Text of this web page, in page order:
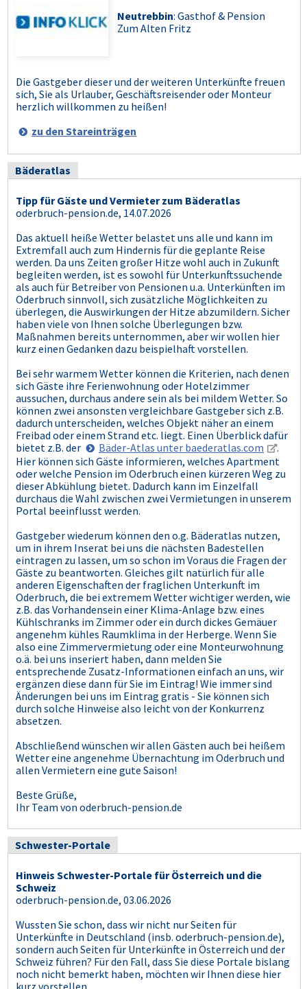
Neutrebbin: Gasthof & Pension
Zum Alten Fritz
Die Gastgeber dieser und der weiteren Unterkünfte freuen
sich, Sie als Urlauber, Geschäftsreisender oder Monteur
herzlich willkommen zu heißen!
zu den Stareinträgen
Bäderatlas
Tipp für Gäste und Vermieter zum Bäderatlas
oderbruch-pension.de, 14.07.2026
Das aktuell heiße Wetter belastet uns alle und kann im
Extremfall auch zum Hindernis für die geplante Reise
werden. Da uns Zeiten großer Hitze wohl auch in Zukunft
begleiten werden, ist es sowohl für Unterkunftssuchende
als auch für Betreiber von Pensionen u.a. Unterkünften im
Oderbruch sinnvoll, sich zusätzliche Möglichkeiten zu
überlegen, die Auswirkungen der Hitze abzumildern. Sicher
haben viele von Ihnen solche Überlegungen bzw.
Maßnahmen bereits unternommen, aber wir wollen hier
kurz einen Gedanken dazu beispielhaft vorstellen.
Bei sehr warmem Wetter können die Kriterien, nach denen
sich Gäste ihre Ferienwohnung oder Hotelzimmer
aussuchen, durchaus andere sein als bei mildem Wetter. So
können zwei ansonsten vergleichbare Gastgeber sich z.B.
dadurch unterscheiden, welches Objekt näher an einem
Freibad oder einem Strand etc. liegt. Einen Überblick dafür
bietet z.B. der
Bäder-Atlas unter baederatlas.com
.
Hier können sich Gäste informieren, welches Apartment
oder welche Pension im Oderbruch einen kürzeren Weg zu
dieser Abkühlung bietet. Dadurch kann im Einzelfall
durchaus die Wahl zwischen zwei Vermietungen in unserem
Portal beeinflusst werden.
Gastgeber wiederum können den o.g. Bäderatlas nutzen,
um in ihrem Inserat bei uns die nächsten Badestellen
eintragen zu lassen, um so schon im Voraus die Fragen der
Gäste zu beantworten. Gleiches gilt natürlich für alle
anderen Eigenschaften der fraglichen Unterkunft im
Oderbruch, die bei extremem Wetter wichtiger werden, wie
z.B. das Vorhandensein einer Klima-Anlage bzw. eines
Kühlschranks im Zimmer oder ein durch dickes Gemäuer
angenehm kühles Raumklima in der Herberge. Wenn Sie
also eine Zimmervermietung oder eine Monteurwohnung
o.ä. bei uns inseriert haben, dann melden Sie
entsprechende Zusatz-Informationen einfach an uns, wir
ergänzen diese dann für Sie im Eintrag! Wie immer sind
Änderungen bei uns im Eintrag gratis - Sie können sich
durch solche Hinweise also leicht von der Konkurrenz
absetzen.
Abschließend wünschen wir allen Gästen auch bei heißem
Wetter eine angenehme Übernachtung im Oderbruch und
allen Vermietern eine gute Saison!
Beste Grüße,
Ihr Team von oderbruch-pension.de
Schwester-Portale
Hinweis Schwester-Portale für Österreich und die
Schweiz
oderbruch-pension.de, 03.06.2026
Wussten Sie schon, dass wir nicht nur Seiten für
Unterkünfte in Deutschland (insb. oderbruch-pension.de),
sondern auch Seiten für Unterkünfte in Österreich und der
Schweiz führen? Für den Fall, dass Sie diese Portale bislang
noch nicht bemerkt haben, möchten wir Ihnen diese hier